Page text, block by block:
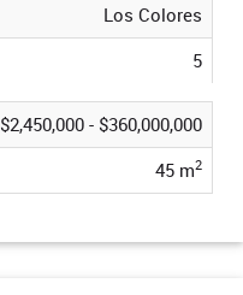
Los Colores
5
$2,450,000 - $360,000,000
45 m2